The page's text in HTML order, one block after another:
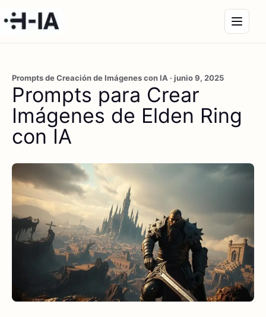
Prompts de Creación de Imágenes con IA · junio 9, 2025
Prompts para Crear
Imágenes de Elden Ring
con IA